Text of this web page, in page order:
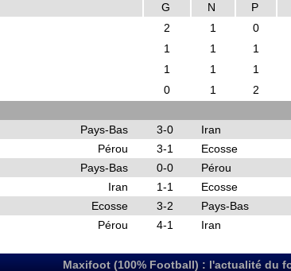
G N P
2 1 0
1 1 1
1 1 1
0 1 2
Pays-Bas 3-0
Iran
Pérou
3-1
Ecosse
Pays-Bas
0-0
Pérou
Iran
1-1
Ecosse
Ecosse
3-2
Pays-Bas
Pérou
4-1 Iran
Maxifoot (100% Football) : l'actualité du